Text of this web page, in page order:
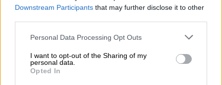
Downstream Participants that may further disclose it to other
Personal Data Processing Opt Outs
I want to opt-out of the Sharing of my
personal data.
Opted In
Carlos Miranda